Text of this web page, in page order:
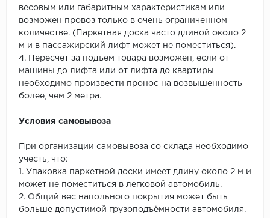
весовым или габаритным характеристикам или
возможен провоз только в очень ограниченном
количестве. (Паркетная доска часто длиной около 2
м и в пассажирский лифт может не поместиться).
4. Пересчет за подъем товара возможен, если от
машины до лифта или от лифта до квартиры
необходимо произвести пронос на возвышенность
более, чем 2 метра.
Условия самовывоза
При организации самовывоза со склада необходимо
учесть, что:
1. Упаковка паркетной доски имеет длину около 2 м и
может не поместиться в легковой автомобиль.
2. Общий вес напольного покрытия может быть
больше допустимой грузоподъёмности автомобиля.